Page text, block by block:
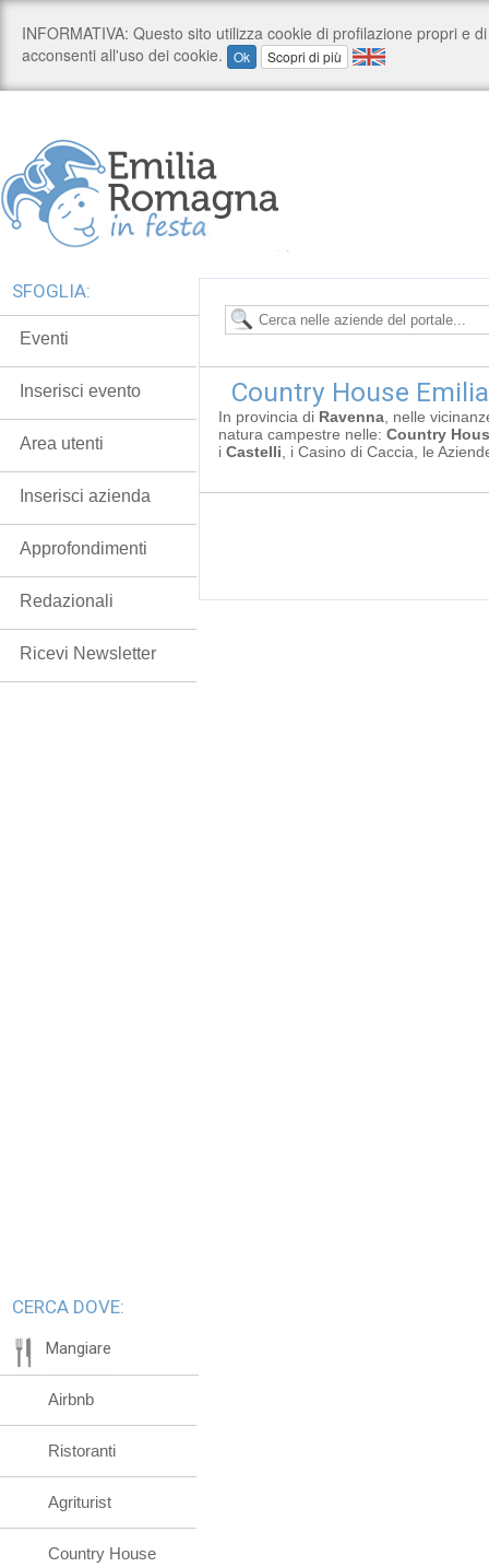
Country House
In provincia di Ravenna , nelle
natura campestre nelle: Country
i Castelli , i Casino di Caccia, le
SFOGLIA:
Eventi
Inserisci evento
Area utenti
Inserisci azienda
Approfondimenti
Redazionali
Ricevi Newsletter
CERCA DOVE:
Mangiare
Airbnb
Ristoranti
Agriturist
Country House